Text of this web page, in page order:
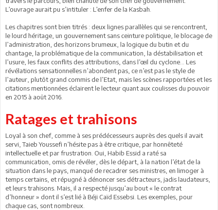
L’ouvrage aurait pu s’intituler : L’enfer de la Kasbah.
Les chapitres sont bien titrés : deux lignes parallèles qui se rencontrent,
le lourd héritage, un gouvernement sans ceinture politique, le blocage de
l’administration, des horizons brumeux, la logique du butin et du
chantage, la problématique de la communication, la déstabilisation et
l’usure, les faux conflits des attributions, dans l’œil du cyclone… Les
révélations sensationnelles n’abondent pas, ce n’est pas le style de
l’auteur, plutôt grand commis de l’Etat, mais les scènes rapportées et les
citations mentionnées éclairent le lecteur quant aux coulisses du pouvoir
en 2015 à août 2016.
Ratages et trahisons
Loyal à son chef, comme à ses prédécesseurs auprès des quels il avait
servi, Taieb Youssefi n’hésite pas à être critique, par honnêteté
intellectuelle et par frustration. Oui, Habib Essid a raté sa
communication, omis de révéler, dès le départ, à la nation l’état de la
situation dans le pays, manqué de recadrer ses ministres, en limoger à
temps certains, et répugné à dénoncer ses détracteurs, jadis laudateurs,
et leurs trahisons. Mais, il a respecté jusqu’au bout « le contrat
d’honneur » dont il s’est lié à Béji Caïd Essebsi. Les exemples, pour
chaque cas, sont nombreux.